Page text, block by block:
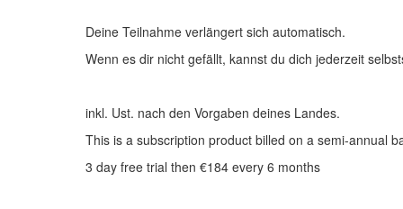
Deine Teilnahme verlängert sich automatisch.
Wenn es dir nicht gefällt, kannst du dich jederzeit
inkl. Ust. nach den Vorgaben deines Landes.
This is a subscription product billed on a semi-annual
3 day free trial then €184 every 6 months